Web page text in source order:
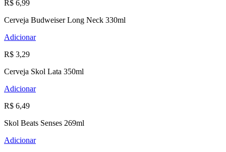
R$ 6,99
Cerveja Budweiser Long Neck 330ml
Adicionar
R$ 3,29
Cerveja Skol Lata 350ml
Adicionar
R$ 6,49
Skol Beats Senses 269ml
Adicionar